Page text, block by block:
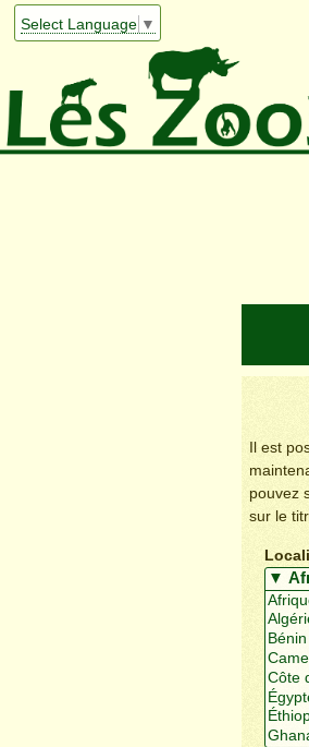
Select Language ▼
Il est
pouvez
sur le